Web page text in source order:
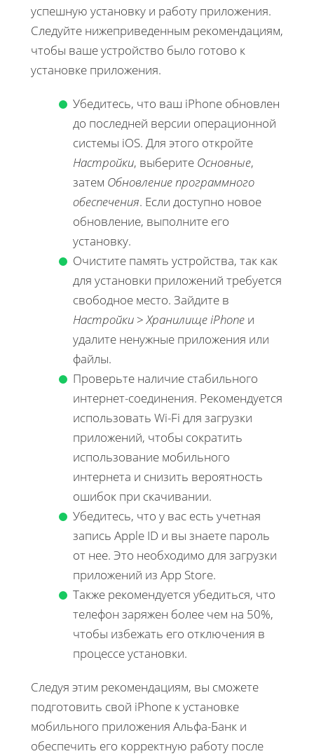
успешную установку и работу приложения.
Следуйте нижеприведенным рекомендациям,
чтобы ваше устройство было готово к
установке приложения.
Убедитесь, что ваш iPhone обновлен
до последней версии операционной
системы iOS. Для этого откройте
Настройки, выберите Основные,
затем Обновление программного
обеспечения. Если доступно новое
обновление, выполните его
установку.
Очистите память устройства, так как
для установки приложений требуется
свободное место. Зайдите в
Настройки >Хранилище iPhone и
удалите ненужные приложения или
файлы.
Проверьте наличие стабильного
интернет-соединения. Рекомендуется
использовать Wi-Fi для загрузки
приложений, чтобы сократить
использование мобильного
интернета и снизить вероятность
ошибок при скачивании.
Убедитесь, что у вас есть учетная
запись Apple ID и вы знаете пароль
от нее. Это необходимо для загрузки
приложений из App Store.
Также рекомендуется убедиться, что
телефон заряжен более чем на 50%,
чтобы избежать его отключения в
процессе установки.
Следуя этим рекомендациям, вы сможете
подготовить свой iPhone к установке
мобильного приложения Альфа-Банк и
обеспечить его корректную работу после